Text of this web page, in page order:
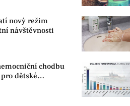
nový režim
návštěvnosti
chodbu
dětské